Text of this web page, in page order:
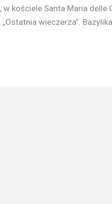
kościele Santa Maria delle
wieczerza”.